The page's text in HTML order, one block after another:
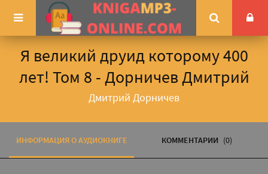
Я великий друид которому 400
лет! Том 8 - Дорничев Дмитрий
Дмитрий Дорничев
ИНФОРМАЦИЯ О АУДИОКНИГЕ КОММЕНТАРИИ (0)